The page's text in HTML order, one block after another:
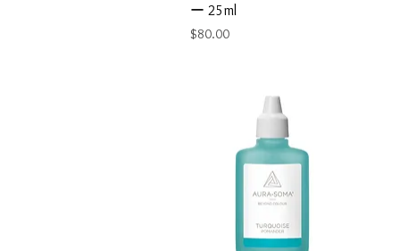
ー 25ml
Price
$80.00